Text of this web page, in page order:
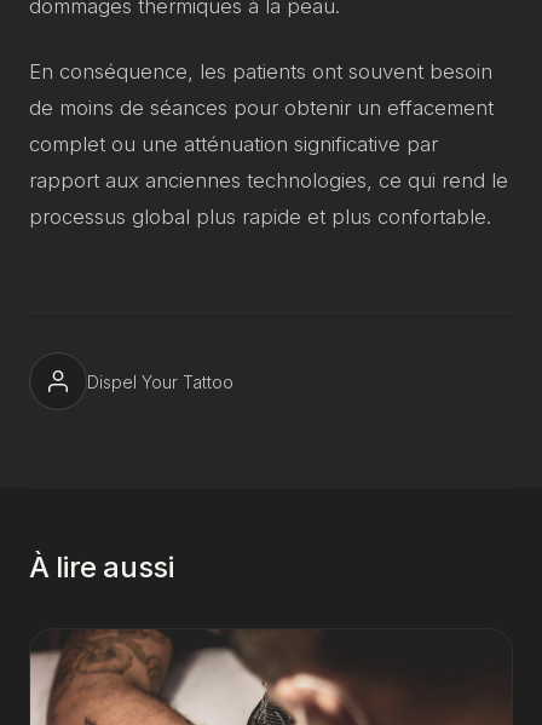
dommages thermiques à la peau.
En conséquence, les patients ont souvent besoin
de moins de séances pour obtenir un effacement
complet ou une atténuation significative par
rapport aux anciennes technologies, ce qui rend le
processus global plus rapide et plus confortable.
Dispel Your Tattoo
À lire aussi